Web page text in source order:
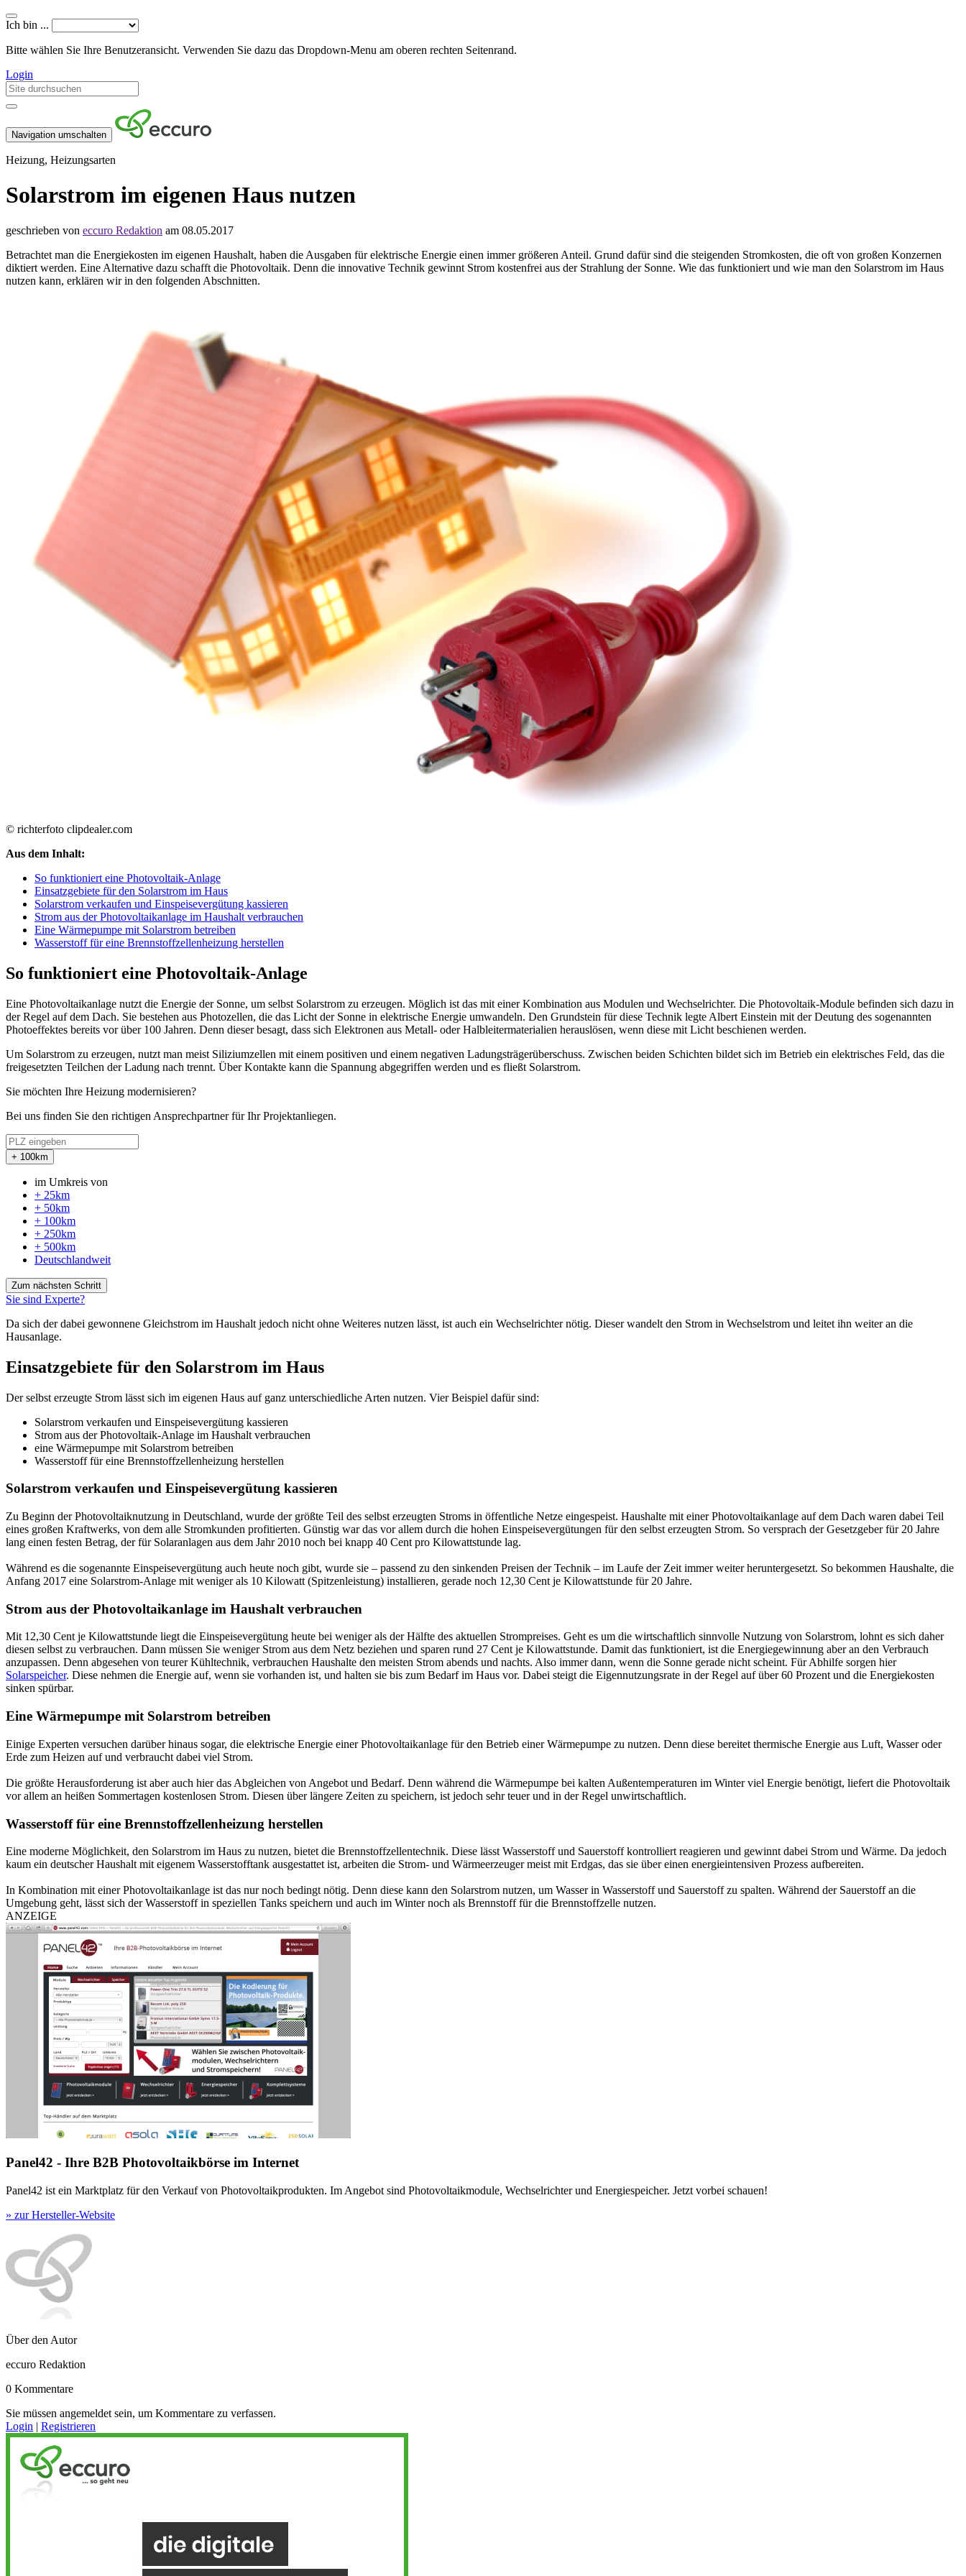
Ich bin ...
Bitte wählen Sie Ihre Benutzeransicht. Verwenden Sie dazu das Dropdown-Menu am oberen rechten Seitenrand.
Login
Navigation umschalten
Heizung, Heizungsarten
Solarstrom im eigenen Haus nutzen
geschrieben von eccuro Redaktion am 08.05.2017
Betrachtet man die Energiekosten im eigenen Haushalt, haben die Ausgaben für elektrische Energie einen immer größeren Anteil. Grund dafür sind die steigenden Stromkosten, die oft von großen Konzernen
diktiert werden. Eine Alternative dazu schafft die Photovoltaik. Denn die innovative Technik gewinnt Strom kostenfrei aus der Strahlung der Sonne. Wie das funktioniert und wie man den Solarstrom im Haus
nutzen kann, erklären wir in den folgenden Abschnitten.
© richterfoto clipdealer.com
Aus dem Inhalt:
So funktioniert eine Photovoltaik-Anlage
Einsatzgebiete für den Solarstrom im Haus
Solarstrom verkaufen und Einspeisevergütung kassieren
Strom aus der Photovoltaikanlage im Haushalt verbrauchen
Eine Wärmepumpe mit Solarstrom betreiben
Wasserstoff für eine Brennstoffzellenheizung herstellen
So funktioniert eine Photovoltaik-Anlage
Eine Photovoltaikanlage nutzt die Energie der Sonne, um selbst Solarstrom zu erzeugen. Möglich ist das mit einer Kombination aus Modulen und Wechselrichter. Die Photovoltaik-Module befinden sich dazu in
der Regel auf dem Dach. Sie bestehen aus Photozellen, die das Licht der Sonne in elektrische Energie umwandeln. Den Grundstein für diese Technik legte Albert Einstein mit der Deutung des sogenannten
Photoeffektes bereits vor über 100 Jahren. Denn dieser besagt, dass sich Elektronen aus Metall- oder Halbleitermaterialien herauslösen, wenn diese mit Licht beschienen werden.
Um Solarstrom zu erzeugen, nutzt man meist Siliziumzellen mit einem positiven und einem negativen Ladungsträgerüberschuss. Zwischen beiden Schichten bildet sich im Betrieb ein elektrisches Feld, das die
freigesetzten Teilchen der Ladung nach trennt. Über Kontakte kann die Spannung abgegriffen werden und es fließt Solarstrom.
Sie möchten Ihre Heizung modernisieren?
Bei uns finden Sie den richtigen Ansprechpartner für Ihr Projektanliegen.
+ 100km
im Umkreis von
+ 25km
+ 50km
+ 100km
+ 250km
+ 500km
Deutschlandweit
Zum nächsten Schritt
Sie sind Experte?
Da sich der dabei gewonnene Gleichstrom im Haushalt jedoch nicht ohne Weiteres nutzen lässt, ist auch ein Wechselrichter nötig. Dieser wandelt den Strom in Wechselstrom und leitet ihn weiter an die
Hausanlage.
Einsatzgebiete für den Solarstrom im Haus
Der selbst erzeugte Strom lässt sich im eigenen Haus auf ganz unterschiedliche Arten nutzen. Vier Beispiel dafür sind:
Solarstrom verkaufen und Einspeisevergütung kassieren
Strom aus der Photovoltaik-Anlage im Haushalt verbrauchen
eine Wärmepumpe mit Solarstrom betreiben
Wasserstoff für eine Brennstoffzellenheizung herstellen
Solarstrom verkaufen und Einspeisevergütung kassieren
Zu Beginn der Photovoltaiknutzung in Deutschland, wurde der größte Teil des selbst erzeugten Stroms in öffentliche Netze eingespeist. Haushalte mit einer Photovoltaikanlage auf dem Dach waren dabei Teil
eines großen Kraftwerks, von dem alle Stromkunden profitierten. Günstig war das vor allem durch die hohen Einspeisevergütungen für den selbst erzeugten Strom. So versprach der Gesetzgeber für 20 Jahre
lang einen festen Betrag, der für Solaranlagen aus dem Jahr 2010 noch bei knapp 40 Cent pro Kilowattstunde lag.
Während es die sogenannte Einspeisevergütung auch heute noch gibt, wurde sie – passend zu den sinkenden Preisen der Technik – im Laufe der Zeit immer weiter heruntergesetzt. So bekommen Haushalte, die
Anfang 2017 eine Solarstrom-Anlage mit weniger als 10 Kilowatt (Spitzenleistung) installieren, gerade noch 12,30 Cent je Kilowattstunde für 20 Jahre.
Strom aus der Photovoltaikanlage im Haushalt verbrauchen
Mit 12,30 Cent je Kilowattstunde liegt die Einspeisevergütung heute bei weniger als der Hälfte des aktuellen Strompreises. Geht es um die wirtschaftlich sinnvolle Nutzung von Solarstrom, lohnt es sich daher
diesen selbst zu verbrauchen. Dann müssen Sie weniger Strom aus dem Netz beziehen und sparen rund 27 Cent je Kilowattstunde. Damit das funktioniert, ist die Energiegewinnung aber an den Verbrauch
anzupassen. Denn abgesehen von teurer Kühltechnik, verbrauchen Haushalte den meisten Strom abends und nachts. Also immer dann, wenn die Sonne gerade nicht scheint. Für Abhilfe sorgen hier
Solarspeicher. Diese nehmen die Energie auf, wenn sie vorhanden ist, und halten sie bis zum Bedarf im Haus vor. Dabei steigt die Eigennutzungsrate in der Regel auf über 60 Prozent und die Energiekosten
sinken spürbar.
Eine Wärmepumpe mit Solarstrom betreiben
Einige Experten versuchen darüber hinaus sogar, die elektrische Energie einer Photovoltaikanlage für den Betrieb einer Wärmepumpe zu nutzen. Denn diese bereitet thermische Energie aus Luft, Wasser oder
Erde zum Heizen auf und verbraucht dabei viel Strom.
Die größte Herausforderung ist aber auch hier das Abgleichen von Angebot und Bedarf. Denn während die Wärmepumpe bei kalten Außentemperaturen im Winter viel Energie benötigt, liefert die Photovoltaik
vor allem an heißen Sommertagen kostenlosen Strom. Diesen über längere Zeiten zu speichern, ist jedoch sehr teuer und in der Regel unwirtschaftlich.
Wasserstoff für eine Brennstoffzellenheizung herstellen
Eine moderne Möglichkeit, den Solarstrom im Haus zu nutzen, bietet die Brennstoffzellentechnik. Diese lässt Wasserstoff und Sauerstoff kontrolliert reagieren und gewinnt dabei Strom und Wärme. Da jedoch
kaum ein deutscher Haushalt mit eigenem Wasserstofftank ausgestattet ist, arbeiten die Strom- und Wärmeerzeuger meist mit Erdgas, das sie über einen energieintensiven Prozess aufbereiten.
In Kombination mit einer Photovoltaikanlage ist das nur noch bedingt nötig. Denn diese kann den Solarstrom nutzen, um Wasser in Wasserstoff und Sauerstoff zu spalten. Während der Sauerstoff an die
Umgebung geht, lässt sich der Wasserstoff in speziellen Tanks speichern und auch im Winter noch als Brennstoff für die Brennstoffzelle nutzen.
ANZEIGE
Panel42 - Ihre B2B Photovoltaikbörse im Internet
Panel42 ist ein Marktplatz für den Verkauf von Photovoltaikprodukten. Im Angebot sind Photovoltaikmodule, Wechselrichter und Energiespeicher. Jetzt vorbei schauen!
» zur Hersteller-Website
Über den Autor
eccuro Redaktion
0 Kommentare
Sie müssen angemeldet sein, um Kommentare zu verfassen.
Login | Registrieren